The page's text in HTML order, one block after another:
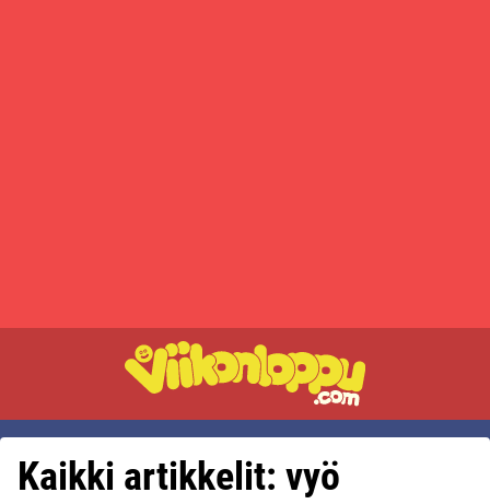
Kaikki artikkelit: vyö